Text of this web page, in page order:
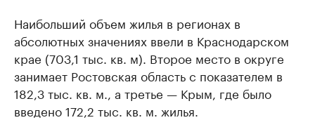
Наибольший объем жилья в регионах в
абсолютных значениях ввели в Краснодарском
крае (703,1 тыс. кв. м). Второе место в округе
занимает Ростовская область с показателем в
182,3 тыс. кв. м., а третье — Крым, где было
введено 172,2 тыс. кв. м. жилья.